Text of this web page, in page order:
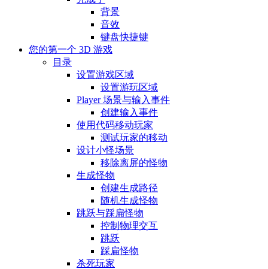
背景
音效
键盘快捷键
您的第一个 3D 游戏
目录
设置游戏区域
设置游玩区域
Player 场景与输入事件
创建输入事件
使用代码移动玩家
测试玩家的移动
设计小怪场景
移除离屏的怪物
生成怪物
创建生成路径
随机生成怪物
跳跃与踩扁怪物
控制物理交互
跳跃
踩扁怪物
杀死玩家